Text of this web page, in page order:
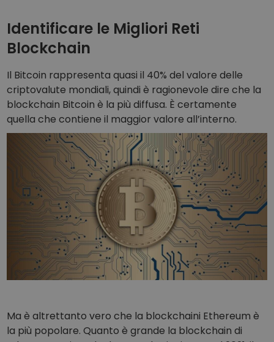
Identificare le Migliori Reti
Blockchain
Il Bitcoin rappresenta quasi il 40% del valore delle
criptovalute mondiali, quindi è ragionevole dire che la
blockchain Bitcoin è la più diffusa. È certamente
quella che contiene il maggior valore all’interno.
Ma è altrettanto vero che la blockchaini Ethereum è
la più popolare. Quanto è grande la blockchain di